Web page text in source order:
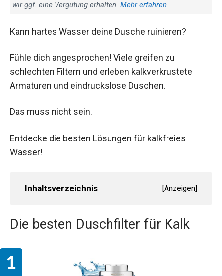
wir ggf. eine Vergütung erhalten. Mehr erfahren.
Kann hartes Wasser deine Dusche ruinieren?
Fühle dich angesprochen! Viele greifen zu
schlechten Filtern und erleben kalkverkrustete
Armaturen und eindruckslose Duschen.
Das muss nicht sein.
Entdecke die besten Lösungen für kalkfreies
Wasser!
Inhaltsverzeichnis [Anzeigen]
Die besten Duschfilter für Kalk